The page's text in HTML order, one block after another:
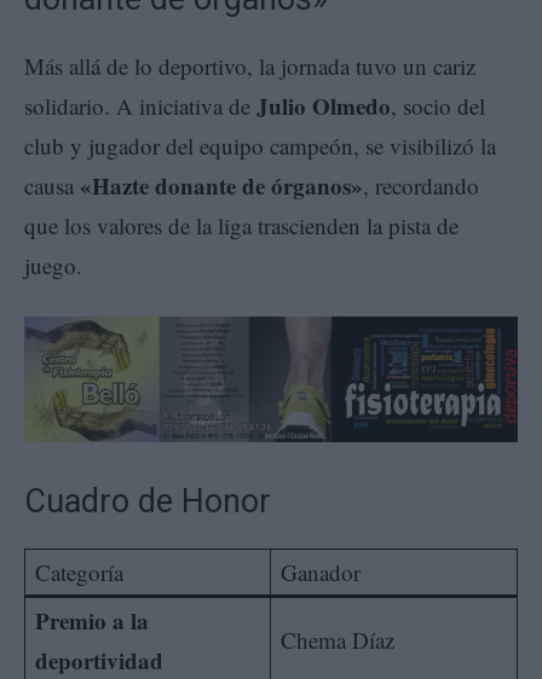
Más allá de lo deportivo, la jornada tuvo un cariz
solidario. A iniciativa de Julio Olmedo, socio del
club y jugador del equipo campeón, se visibilizó la
causa «Hazte donante de órganos», recordando
que los valores de la liga trascienden la pista de
juego.
Cuadro de Honor
Categoría Ganador
Premio a la
deportividad
Chema Díaz